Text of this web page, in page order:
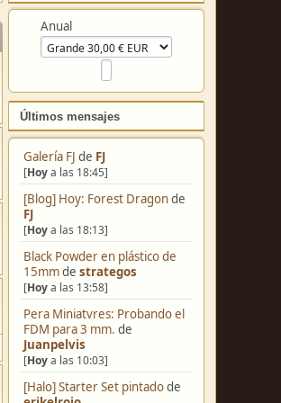
Colabora
Anual
Últimos mensajes
Galería FJ
[Hoy a las 18:45]
[Blog] Hoy: Forest Dragonde
FJ
[Hoy a las 18:13]
Black Powder en plástico de
15mmdestrategos
[Hoya las 13:58]
Pera Miniatvres: Probando el
FDM para 3 mm.de